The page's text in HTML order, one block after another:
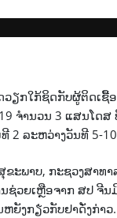
ຽກໃກ້ຊິດກັບຜູ້ຕິດເ
ຈຳນວນ 3 ແສນໂດ
2 ລະຫວ່າງວັນທີ 5-
ພາບ, ກະຊວງສາທ
ຊ່ວຍເຫຼືອຈາກ ສປ
ຍັງກຽ່ວກັບຢາດັ່ງກ່